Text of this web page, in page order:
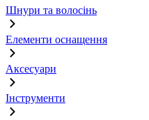
Шнури та волосінь
Елементи оснащення
Аксесуари
Інструменти